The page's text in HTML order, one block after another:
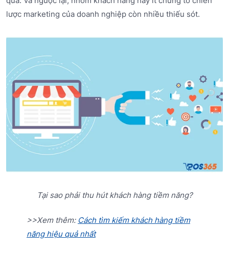
lược marketing của doanh nghiệp còn nhiều thiếu sót.
Tại sao phải thu hút khách hàng tiềm năng?
>>Xem thêm: Cách tìm kiếm khách hàng tiềm
năng hiệu quả nhất